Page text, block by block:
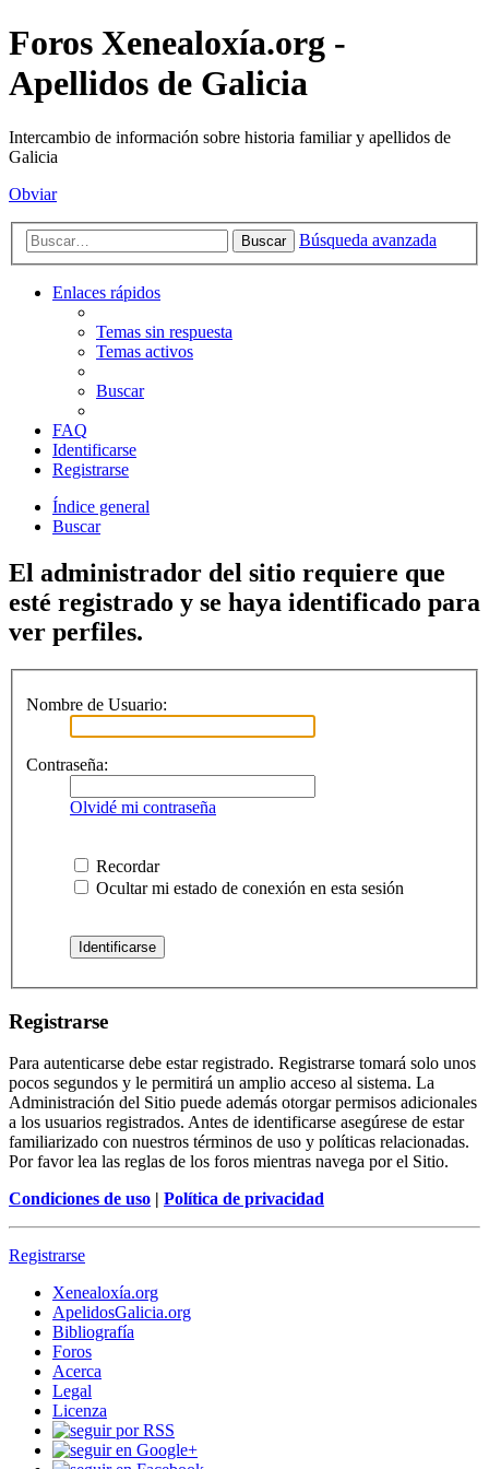
Foros Xenealoxía.org -
Apellidos de Galicia
Intercambio de información sobre historia familiar y apellidos de
Galicia
Obviar
Buscar Búsqueda avanzada
Enlaces rápidos
Temas sin respuesta
Temas activos
Buscar
FAQ
Identificarse
Registrarse
Índice general
Buscar
El administrador del sitio requiere que
esté registrado y se haya identificado para
ver perfiles.
Nombre de Usuario:
Contraseña:
Olvidé mi contraseña
Recordar
Ocultar mi estado de conexión en esta sesión
Registrarse
Para autenticarse debe estar registrado. Registrarse tomará solo unos
pocos segundos y le permitirá un amplio acceso al sistema. La
Administración del Sitio puede además otorgar permisos adicionales
a los usuarios registrados. Antes de identificarse asegúrese de estar
familiarizado con nuestros términos de uso y políticas relacionadas.
Por favor lea las reglas de los foros mientras navega por el Sitio.
Condiciones de uso | Política de privacidad
Registrarse
Xenealoxía.org
ApelidosGalicia.org
Bibliografía
Foros
Acerca
Legal
Licenza